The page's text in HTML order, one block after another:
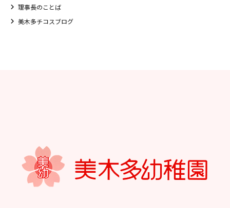
理事長のことば
美木多チコスブログ